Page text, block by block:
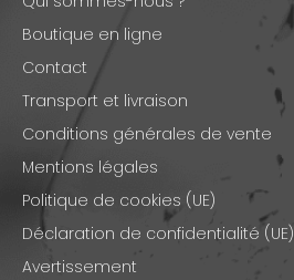
Boutique en ligne
Contact
Transport et livraison
Conditions générales de vente
Mentions légales
Politique de cookies (UE)
Déclaration de confidentialité (UE)
Avertissement